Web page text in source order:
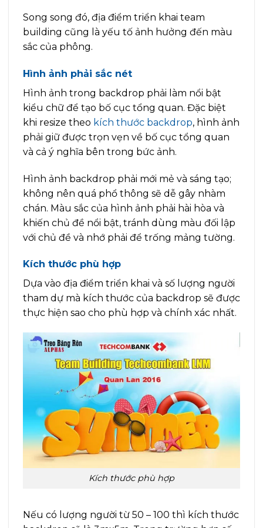
Song song đó, địa điểm triển khai team
building cũng là yếu tố ảnh hưởng đến màu
sắc của phông.
Hình ảnh phải sắc nét
Hình ảnh trong backdrop phải làm nổi bật
kiểu chữ để tạo bố cục tổng quan. Đặc biệt
khi resize theo kích thước backdrop, hình ảnh
phải giữ được trọn vẹn về bố cục tổng quan
và cả ý nghĩa bên trong bức ảnh.
Hình ảnh backdrop phải mới mẻ và sáng tạo;
không nên quá phổ thông sẽ dễ gây nhàm
chán. Màu sắc của hình ảnh phải hài hòa và
khiến chủ đề nổi bật, tránh dùng màu đối lập
với chủ đề và nhớ phải để trống mảng tường.
Kích thước phù hợp
Dựa vào địa điểm triển khai và số lượng người
tham dự mà kích thước của backdrop sẽ được
thực hiện sao cho phù hợp và chính xác nhất.
Kích thước phù hợp
Nếu có lượng người từ 50 – 100 thì kích thước